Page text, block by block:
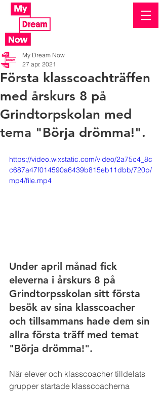
Första klasscoachträffen
med årskurs 8 på
Grindtorpskolan med
tema "Börja drömma!".
My Dream Now
27 apr. 2021
https://video.wixstatic.com/video/2a75c4_8c
c687a47f014590a6439b815eb11dbb/720p/
mp4/file.mp4
Under april månad fick
eleverna i årskurs 8 på
Grindtorpsskolan sitt första
besök av sina klasscoacher
och tillsammans hade dem sin
allra första träff med temat
"Börja drömma!".
När elever och klasscoacher tilldelats
grupper startade klasscoacherna